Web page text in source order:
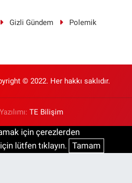
Gizli Gündem
Polemik
© 2022. Her hakkı saklıdır.
TE Bilişim
için çerezlerden
lütfen tıklayın. Tamam